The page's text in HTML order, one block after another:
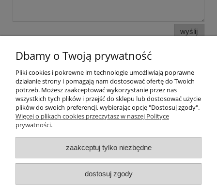
wyślij
Pomoc
Moje konto
Informacje
O nas
Dbamy o Twoją prywatność
Pliki cookies i pokrewne im technologie umożliwiają poprawne
działanie strony i pomagają nam dostosować ofertę do Twoich
potrzeb. Możesz zaakceptować wykorzystanie przez nas
wszystkich tych plików i przejść do sklepu lub dostosować użycie
plików do swoich preferencji, wybierając opcję "Dostosuj zgody".
Więcej o plikach cookies przeczytasz w naszej Polityce
prywatności.
zaakceptuj tylko niezbędne
dostosuj zgody